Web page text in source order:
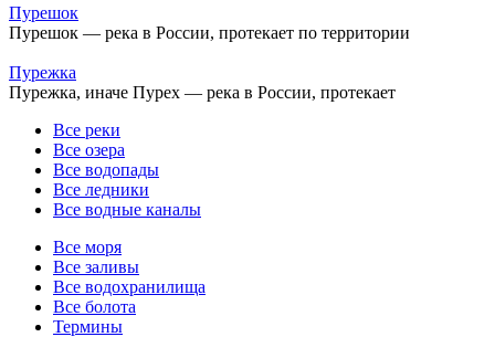
Пурешок
Пурешок — река в России, протекает по территории
Пурежка
Пурежка, иначе Пурех — река в России, протекает
Все реки
Все озера
Все водопады
Все ледники
Все водные каналы
Все моря
Все заливы
Все водохранилища
Все болота
Термины